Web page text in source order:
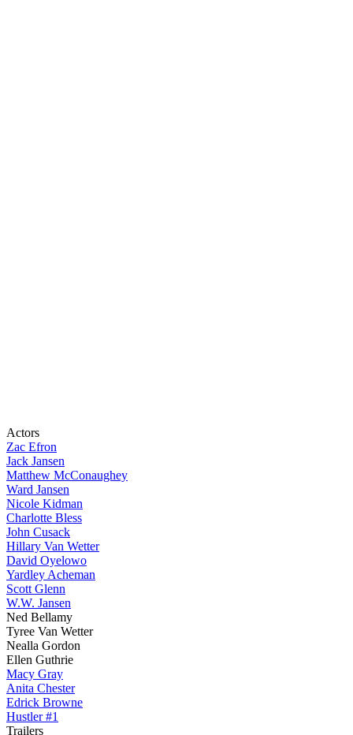
Actors
Zac Efron
Jack Jansen
Matthew McConaughey
Ward Jansen
Nicole Kidman
Charlotte Bless
John Cusack
Hillary Van Wetter
David Oyelowo
Yardley Acheman
Scott Glenn
W.W. Jansen
Ned Bellamy
Tyree Van Wetter
Nealla Gordon
Ellen Guthrie
Macy Gray
Anita Chester
Edrick Browne
Hustler #1
Trailers